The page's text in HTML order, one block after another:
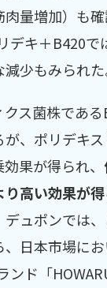
量増加）も確
キ＋B420で
少もみられた
クス菌株であ
、ポリデキ
果が得られ、
高い効果が
デュポンでは
日本市場にお
ンド「